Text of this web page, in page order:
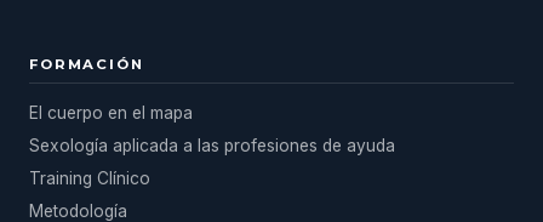
FORMACIÓN
El cuerpo en el mapa
Sexología aplicada a las profesiones de ayuda
Training Clínico
Metodología